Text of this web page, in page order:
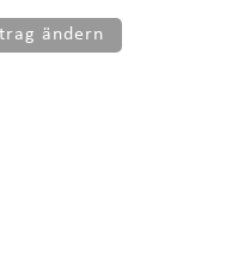
ändern